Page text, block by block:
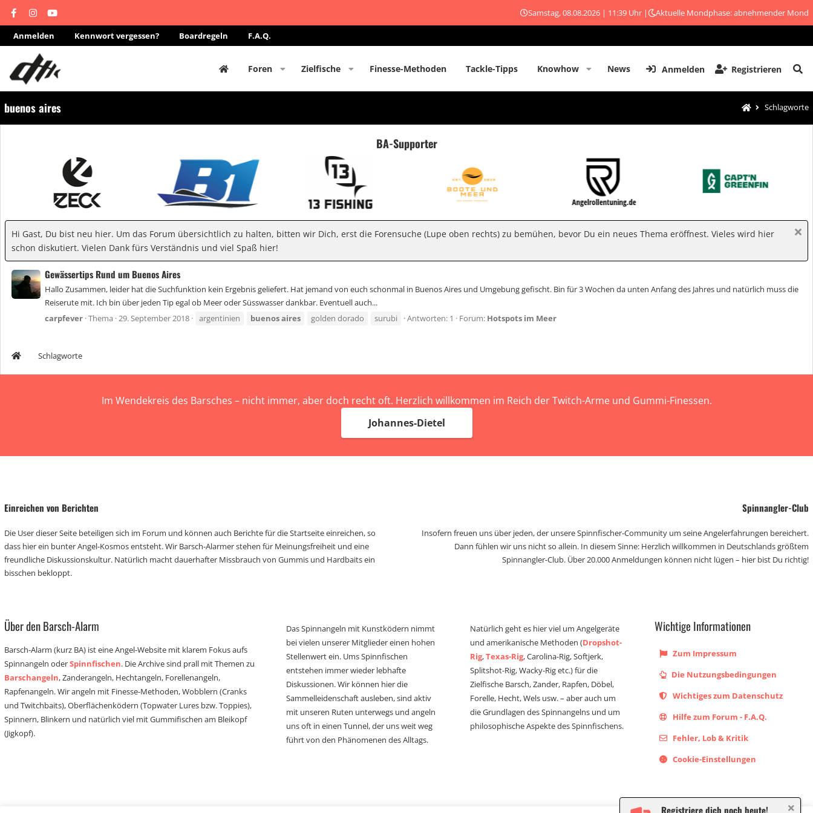
Samstag, 08.08.2026 | 11:39 Uhr | Aktuelle Mondphase: abnehmender Mond
Anmelden Kennwort vergessen? Boardregeln F.A.Q.
Foren Zielfische Finesse-Methoden Tackle-Tipps Knowhow News Anmelden Registrieren
buenos aires Schlagworte
BA-Supporter
Hi Gast, Du bist neu hier. Um das Forum übersichtlich zu halten, bitten wir Dich, erst die Forensuche (Lupe oben rechts) zu bemühen, bevor Du ein neues Thema eröffnest. Vieles wird hier
schon diskutiert. Vielen Dank fürs Verständnis und viel Spaß hier!
Gewässertips Rund um Buenos Aires
Hallo Zusammen, leider hat die Suchfunktion kein Ergebnis geliefert. Hat jemand von euch schonmal in Buenos Aires und Umgebung gefischt. Bin für 3 Wochen da unten Anfang des Jahres und natürlich muss die
Reiserute mit. Ich bin über jeden Tip egal ob Meer oder Süsswasser dankbar. Eventuell auch...
carpfever Thema 29. September 2018 argentinien buenosaires golden dorado surubi Antworten: 1 Forum: Hotspots im Meer
Schlagworte
Im Wendekreis des Barsches – nicht immer, aber doch recht oft. Herzlich willkommen im Reich der Twitch-Arme und Gummi-Finessen.
Johannes-Dietel
Einreichen von Berichten
Die User dieser Seite beteiligen sich im Forum und können auch Berichte für die Startseite einreichen, so
dass hier ein bunter Angel-Kosmos entsteht. Wir Barsch-Alarmer stehen für Meinungsfreiheit und eine
freundliche Diskussionskultur. Natürlich macht dauerhafter Missbrauch von Gummis und Hardbaits ein
bisschen bekloppt.
Spinnangler-Club
Insofern freuen uns über jeden, der unsere Spinnfischer-Community um seine Angelerfahrungen bereichert.
Dann fühlen wir uns nicht so allein. In diesem Sinne: Herzlich willkommen in Deutschlands größtem
Spinnangler-Club. Über 20.000 Anmeldungen können nicht lügen – hier bist Du richtig!
Über den Barsch-Alarm
Barsch-Alarm (kurz BA) ist eine Angel-Website mit klarem Fokus aufs
Spinnangeln oderSpinnfischen. Die Archive sind prall mit Themen zu
Barschangeln, Zanderangeln, Hechtangeln, Forellenangeln,
Rapfenangeln. Wir angeln mit Finesse-Methoden, Wobblern (Cranks
und Twitchbaits), Oberflächenködern (Topwater Lures bzw. Toppies),
Spinnern, Blinkern und natürlich viel mit Gummifischen am Bleikopf
(Jigkopf).
Das Spinnangeln mit Kunstködern nimmt
bei vielen unserer Mitglieder einen hohen
Stellenwert ein. Ums Spinnfischen
entstehen immer wieder lebhafte
Diskussionen. Wir können hier die
Sammelleidenschaft ausleben, sind aktiv
mit unseren Ruten unterwegs und angeln
uns oft in einen Tunnel, der uns weit weg
führt von den Phänomenen des Alltags.
Natürlich geht es hier viel um Angelgeräte
und amerikanische Methoden (Dropshot-
Rig,Texas-Rig, Carolina-Rig, Softjerk,
Splitshot-Rig, Wacky-Rig etc.) für die
Zielfische Barsch, Zander, Rapfen, Döbel,
Forelle, Hecht, Wels usw. – aber auch um
die Grundlagen des Spinnangelns und um
philosophische Aspekte des Spinnfischens.
Wichtige Informationen
Zum Impressum
Die Nutzungsbedingungen
Wichtiges zum Datenschutz
Hilfe zum Forum - F.A.Q.
Fehler, Lob & Kritik
Cookie-Einstellungen
Registriere dich noch heute!